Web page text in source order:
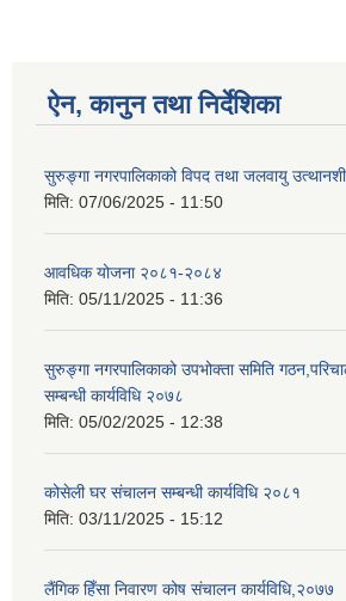
ऐन, कानुन तथा निर्देशिका
सुरुङ्गा नगरपालिकाको विपद तथा जलवायु
मिति: 07/06/2025 - 11:50
आवधिक योजना २०८१-२०८४
मिति: 05/11/2025 - 11:36
सुरुङ्गा नगरपालिकाको उपभोक्ता समिति
सम्बन्धी कार्यविधि २०७८
मिति: 05/02/2025 - 12:38
कोसेली घर संचालन सम्बन्धी कार्यविधि २०८१
मिति: 03/11/2025 - 15:12
लैंगिक हिँसा निवारण कोष संचालन कार्यविधि,२०७७